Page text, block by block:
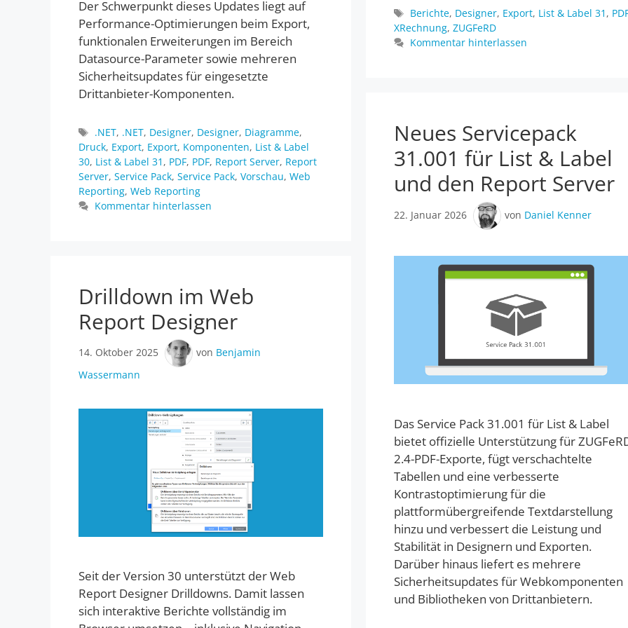
Schlagwörter
Berichte, Designer, Export, List & Label 31 ,
XRechnung, ZUGFeRD
Kommentar hinterlassen
Der Schwerpunkt dieses Updates liegt auf
Performance-Optimierungen beim Export,
funktionalen Erweiterungen im Bereich
Datasource-Parameter sowie mehreren
Sicherheitsupdates für eingesetzte
Drittanbieter-Komponenten.
Schlagwörter
.NET, .NET, Designer, Designer, Diagramme,
Druck, Export, Export, Komponenten, List & Label
30, List & Label 31 , PDF, PDF, Report Server, Report
Server, Service Pack, Service Pack, Vorschau, Web
Reporting, Web Reporting
Kommentar hinterlassen
Neues Servicepack
31.001 für List & Label
und den Report Server
22. Januar 2026 von Daniel Kenner
Das Service Pack 31.001 für List & Label
bietet offizielle Unterstützung für
2.4-PDF-Exporte, fügt verschachtelte
Tabellen und eine verbesserte
Kontrastoptimierung für die
plattformübergreifende Textdarstellung
hinzu und verbessert die Leistung und
Stabilität in Designern und Exporten.
Darüber hinaus liefert es mehrere
Sicherheitsupdates für Webkomponenten
und Bibliotheken von Drittanbietern.
Drilldown im Web
Report Designer
14. Oktober 2025 von Benjamin
Wassermann
Seit der Version 30 unterstützt der Web
Report Designer Drilldowns. Damit lassen
sich interaktive Berichte vollständig im